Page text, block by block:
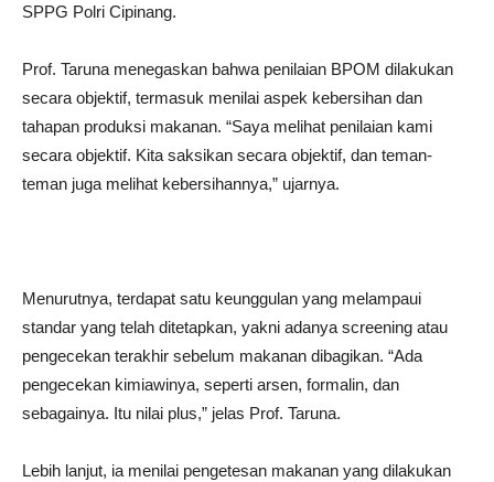
SPPG Polri Cipinang.
Prof. Taruna menegaskan bahwa penilaian BPOM dilakukan
secara objektif, termasuk menilai aspek kebersihan dan
tahapan produksi makanan. “Saya melihat penilaian kami
secara objektif. Kita saksikan secara objektif, dan teman-
teman juga melihat kebersihannya,” ujarnya.
Menurutnya, terdapat satu keunggulan yang melampaui
standar yang telah ditetapkan, yakni adanya screening atau
pengecekan terakhir sebelum makanan dibagikan. “Ada
pengecekan kimiawinya, seperti arsen, formalin, dan
sebagainya. Itu nilai plus,” jelas Prof. Taruna.
Lebih lanjut, ia menilai pengetesan makanan yang dilakukan